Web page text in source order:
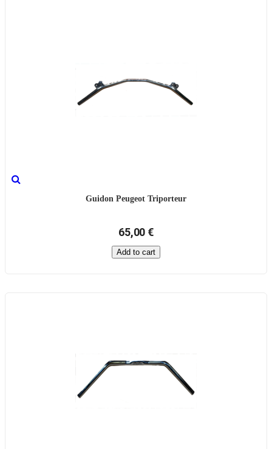
Guidon Peugeot Triporteur
65,00 €
Add to cart